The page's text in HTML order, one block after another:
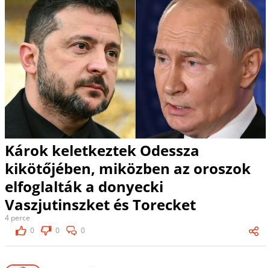
Károk keletkeztek Odessza
kikötőjében, miközben az oroszok
elfoglalták a donyecki
Vaszjutinszket és Torecket
4 perce
0
0 0